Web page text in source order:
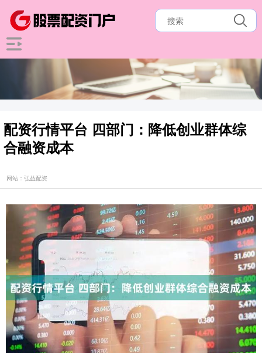
配资行情平台 四部门：降低创业群体综
合融资成本
网站：弘益配资